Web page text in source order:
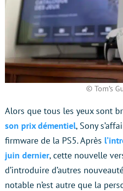
© Tom’s
Alors que tous les yeux sont
son prix démentiel, Sony
firmware de la PS5. Après
juin dernier, cette nouvelle
d’introduire d’autres
notable n’est autre que la